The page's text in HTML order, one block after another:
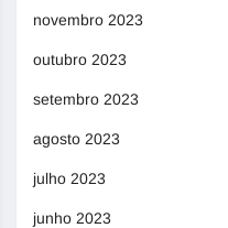
novembro 2023
outubro 2023
setembro 2023
agosto 2023
julho 2023
junho 2023